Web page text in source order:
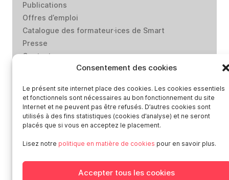
Consentement des cookies
Le présent site internet place des cookies. Les cookies essentiels
et fonctionnels sont nécessaires au bon fonctionnement du site
Internet et ne peuvent pas être refusés. D’autres cookies sont
utilisés à des fins statistiques (cookies d’analyse) et ne seront
placés que si vous en acceptez le placement.
Lisez notre politique en matière de cookies pour en savoir plus.
Accepter tous les cookies
Publications
Offres d’emploi
Catalogue des formateur·ices de Smart
Presse
Contact
Médiation-Réclamation
Mentions légales
Loi “lanceurs d’alerte”: effectuez un signalement